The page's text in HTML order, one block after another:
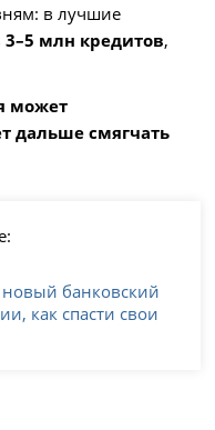
в лучшие
3–5 млн кредитов,
может
дальше смягчать
банковский
как спасти свои